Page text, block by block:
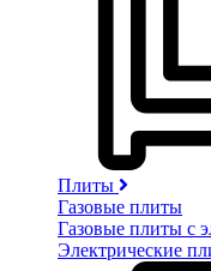
Плиты
Газовые плиты
Газовые плиты с
Электрические